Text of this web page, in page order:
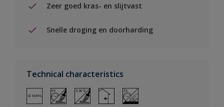
Zeer goed kras- en slijtvast
Snelle droging en doorharding
Technical characteristics